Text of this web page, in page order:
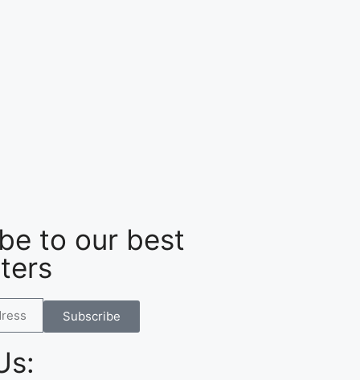
to our best
Subscribe